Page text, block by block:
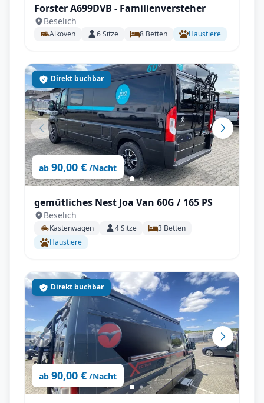
Forster A699DVB - Familienversteher
Beselich
Alkoven 6Sitze 8 Betten Haustiere
ab 90,00 € /Nacht
Direkt buchbar
gemütliches Nest Joa Van 60G / 165 PS
Beselich
Kastenwagen 4Sitze 3 Betten
Haustiere
ab 90,00 € /Nacht
Direkt buchbar